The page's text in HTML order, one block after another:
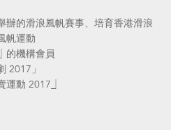
辦的滑浪風帆賽事、培育香港滑浪
帆運動
的機構會員
2017」
運動 2017⏌